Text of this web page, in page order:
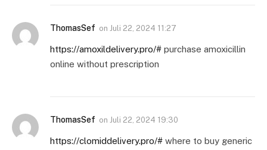
ThomasSef on Juli 22, 2024 11:27
https://amoxildelivery.pro/# purchase amoxicillin
online without prescription
ThomasSef on Juli 22, 2024 19:30
https://clomiddelivery.pro/# where to buy generic